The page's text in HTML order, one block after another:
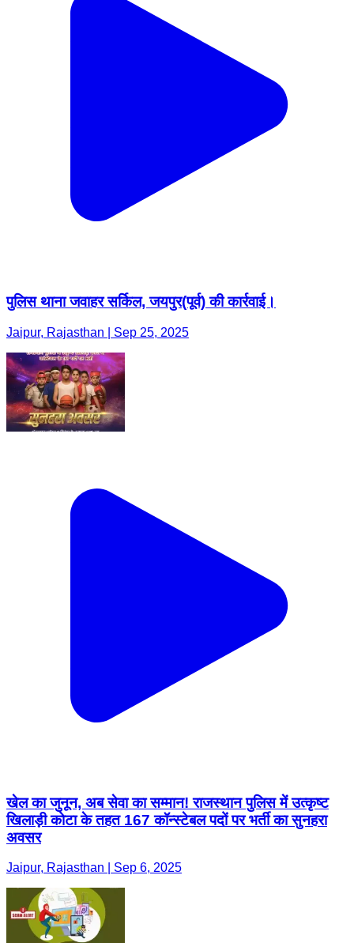
पुलिस थाना जवाहर सर्किल, जयपुर(पूर्व) की कार्रवाई।
Jaipur, Rajasthan | Sep 25, 2025
खेल का जुनून, अब सेवा का सम्मान! राजस्थान पुलिस में उत्कृष्ट
खिलाड़ी कोटा के तहत 167 कॉन्स्टेबल पदों पर भर्ती का सुनहरा
अवसर
Jaipur, Rajasthan | Sep 6, 2025